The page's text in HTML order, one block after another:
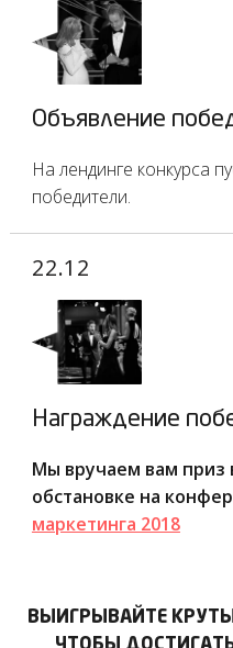
Объявление
На лендинге конкурса
победители.
22.12
Награждение
Мы вручаем вам приз
обстановке на
маркетинга 2018
ВЫИГРЫВАЙТЕ